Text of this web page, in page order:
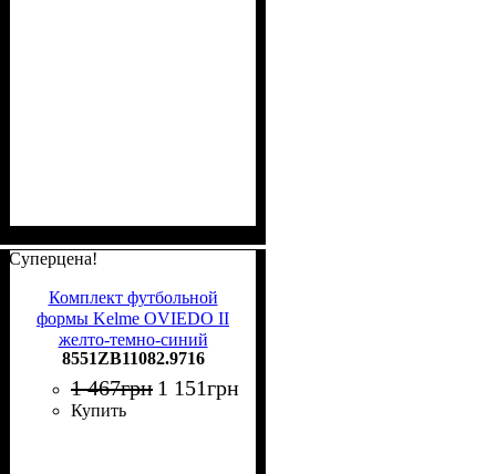
Суперцена!
Комплект футбольной
формы Kelme OVIEDO II
желто-темно-синий
8551ZB11082.9716
8551ZB11082.9716
1 467грн 1 151грн
Купить